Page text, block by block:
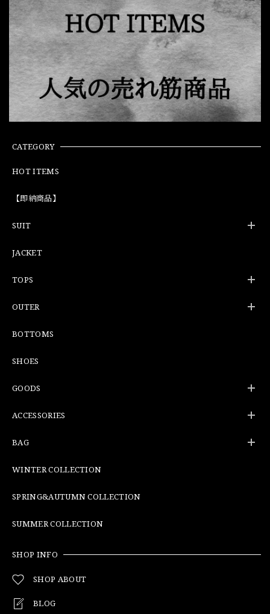
CATEGORY
HOT ITEMS
【即納商品】
SUIT
JACKET
TOPS
OUTER
BOTTOMS
SHOES
GOODS
ACCESSORIES
BAG
WINTER COLLECTION
SPRING&AUTUMN COLLECTION
SUMMER COLLECTION
SHOP INFO
SHOP ABOUT
BLOG